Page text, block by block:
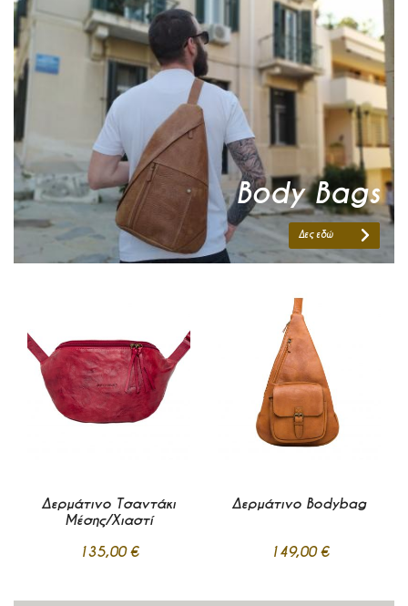
Προσθήκη στο Καλάθι Προσθήκη στο Καλάθι
Body Bags
Δες εδώ
Δερμάτινο Τσαντάκι
Μέσης/Χιαστί
135,00 €
Δερμάτινο Bodybag
149,00 €